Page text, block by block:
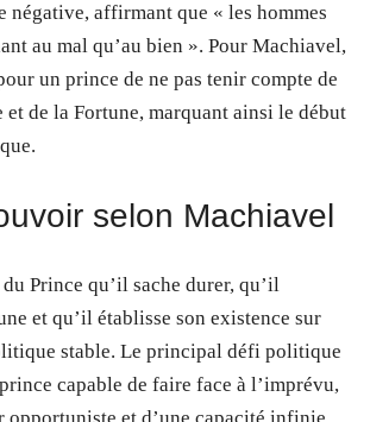
négative, affirmant que « les hommes
au mal qu’au bien ». Pour Machiavel,
un prince de ne pas tenir compte de
et de la Fortune, marquant ainsi le début
selon Machiavel
Prince qu’il sache durer, qu’il
et qu’il établisse son existence sur
stable. Le principal défi politique
capable de faire face à l’imprévu,